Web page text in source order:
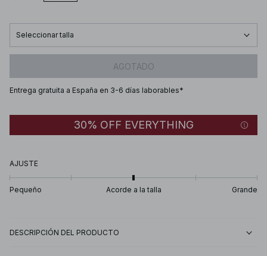
Seleccionar talla
AGOTADO
Entrega gratuita a España en 3-6 días laborables*
30% OFF EVERYTHING
AJUSTE
Pequeño Acorde a la talla Grande
DESCRIPCIÓN DEL PRODUCTO